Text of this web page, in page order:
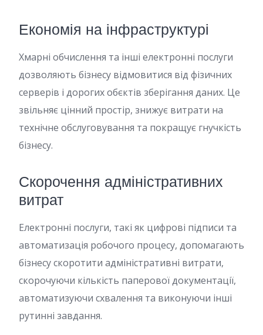
Економія на інфраструктурі
Хмарні обчислення та інші електронні послуги
дозволяють бізнесу відмовитися від фізичних
серверів і дорогих обєктів зберігання даних. Це
звільняє цінний простір, знижує витрати на
технічне обслуговування та покращує гнучкість
бізнесу.
Скорочення адміністративних
витрат
Електронні послуги, такі як цифрові підписи та
автоматизація робочого процесу, допомагають
бізнесу скоротити адміністративні витрати,
скорочуючи кількість паперової документації,
автоматизуючи схвалення та виконуючи інші
рутинні завдання.